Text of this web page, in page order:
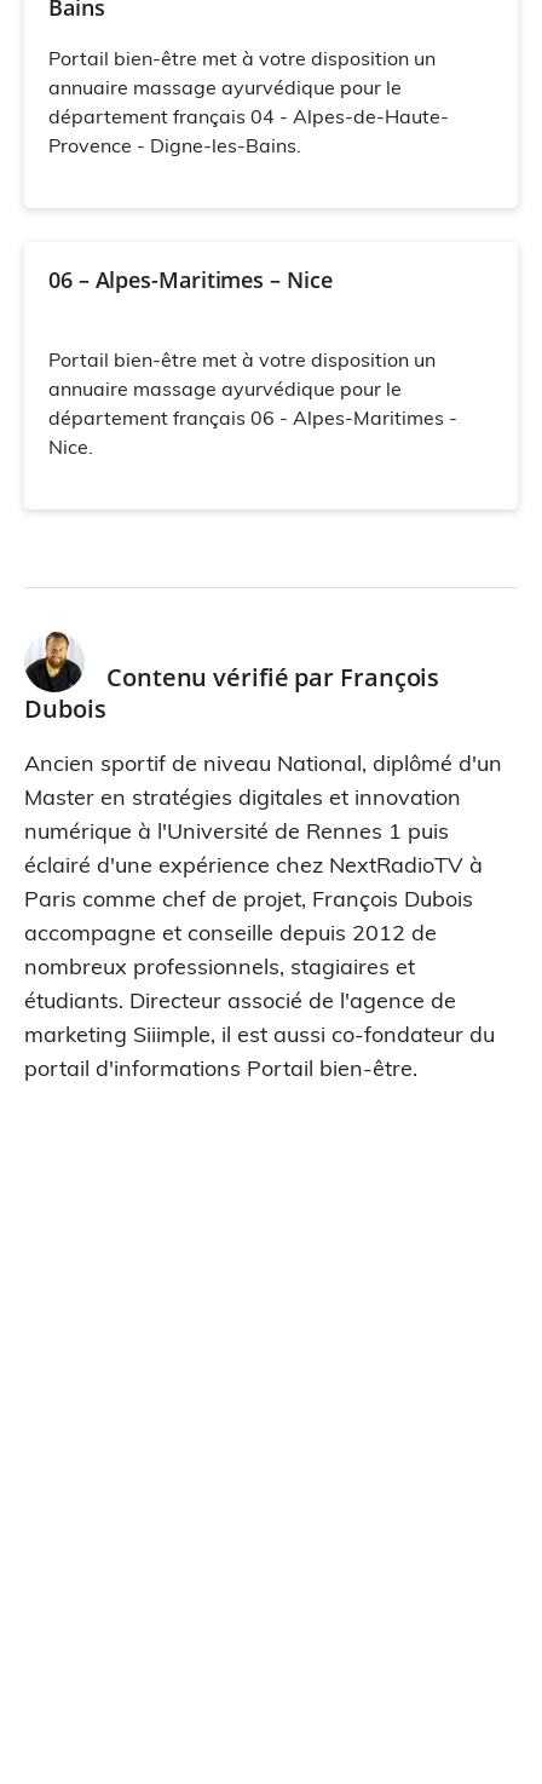
Bains
Portail bien-être met à votre disposition un
annuaire massage ayurvédique pour le
département français 04 - Alpes-de-Haute-
Provence - Digne-les-Bains.
06 – Alpes-Maritimes – Nice
Portail bien-être met à votre disposition un
annuaire massage ayurvédique pour le
département français 06 - Alpes-Maritimes -
Nice.
Contenu vérifié par François
Dubois
Ancien sportif de niveau National, diplômé d'un
Master en stratégies digitales et innovation
numérique à l'Université de Rennes 1 puis
éclairé d'une expérience chez NextRadioTV à
Paris comme chef de projet, François Dubois
accompagne et conseille depuis 2012 de
nombreux professionnels, stagiaires et
étudiants. Directeur associé de l'agence de
marketing Siiimple, il est aussi co-fondateur du
portail d'informations Portail bien-être.